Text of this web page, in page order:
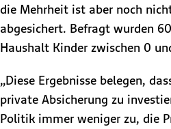
die Mehrheit ist aber noch
abgesichert. Befragt wurden
Haushalt Kinder zwischen 0
„Diese Ergebnisse belegen,
private Absicherung zu
Politik immer weniger zu, die